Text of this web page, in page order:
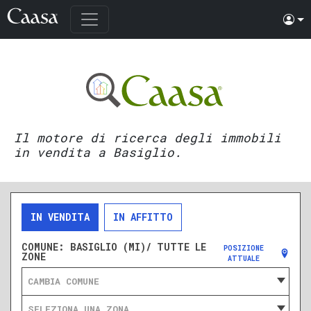
Il motore di ricerca degli immobili
in vendita a Basiglio.
IN VENDITA IN AFFITTO
COMUNE: BASIGLIO (MI)/ TUTTE LE
ZONE
POSIZIONE
ATTUALE
CAMBIA COMUNE